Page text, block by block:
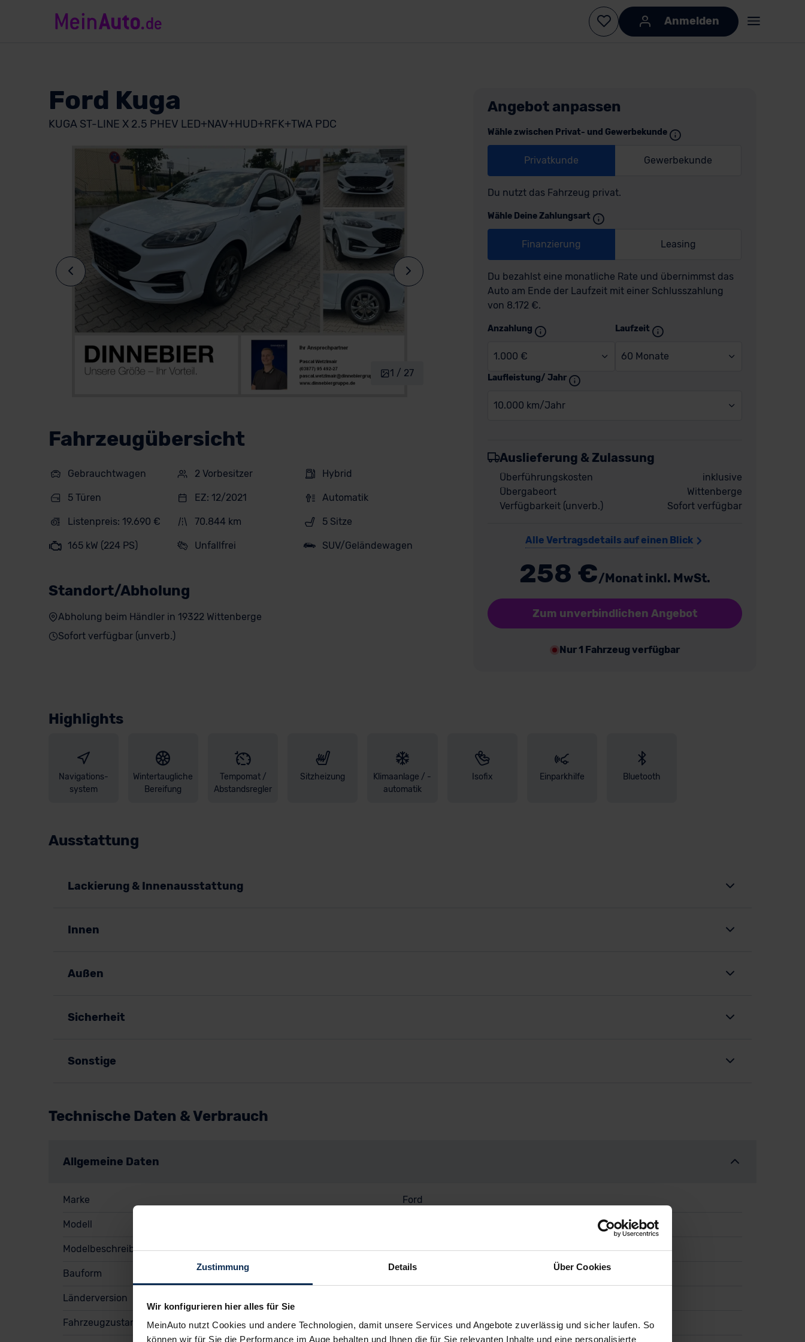
Zustimmung Details Über Cookies
Wir konfigurieren hier alles für Sie
MeinAuto nutzt Cookies und andere Technologien, damit unsere Services und Angebote zuverlässig und sicher laufen. So
können wir für Sie die Performance im Auge behalten und Ihnen die für Sie relevanten Inhalte und eine personalisierte
Anmelden
Ford Kuga
KUGA ST-LINE X 2.5 PHEV LED+NAV+HUD+RFK+TWA PDC
1 / 27
Fahrzeugübersicht
Gebrauchtwagen 2 Vorbesitzer Hybrid
5 Türen EZ: 12/2021 Automatik
Listenpreis: 19.690 € 70.844 km 5 Sitze
165 kW (224 PS) Unfallfrei SUV/Geländewagen
Standort/Abholung
Abholung beim Händler in 19322 Wittenberge
Sofort verfügbar (unverb.)
Angebot anpassen
Wähle zwischen Privat- und Gewerbekunde
Privatkunde Gewerbekunde
Du nutzt das Fahrzeug privat.
Wähle Deine Zahlungsart
Finanzierung Leasing
Du bezahlst eine monatliche Rate und übernimmst das
Auto am Ende der Laufzeit mit einer Schlusszahlung
von 8.172 €.
Anzahlung
1.000 €
Laufzeit
60 Monate
Laufleistung/ Jahr
10.000 km/Jahr
Auslieferung & Zulassung
Überführungskosten
inklusive
Übergabeort
Wittenberge
Verfügbarkeit (unverb.)
Sofort verfügbar
Alle Vertragsdetails auf einen Blick
258 €/Monat inkl. MwSt.
Zum unverbindlichen Angebot
Nur 1 Fahrzeug verfügbar
Highlights
Navigations-
system
Wintertaugliche
Bereifung
Tempomat /
Abstandsregler
Sitzheizung
Klimaanlage / -
automatik
Isofix Einparkhilfe Bluetooth
Ausstattung
Lackierung & Innenausstattung
Innen
Außen
Sicherheit
Sonstige
Technische Daten & Verbrauch
Allgemeine Daten
Marke Ford
Modell
Modelbeschreibung KUGA ST-LINE X 2.5 PHEV LED+NAV+HUD+RFK+TWA PDC
Bauform SUV/Geländewagen
Länderversion
Fahrzeugzustand Gebrauchtwagen